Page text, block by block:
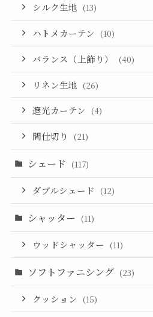
シルク生地 (13)
ハトメカーテン (10)
バランス（上飾り） (40)
リネン生地 (26)
遮光カーテン (4)
間仕切り (21)
シェード (117)
ダブルシェード (12)
シャッター (11)
ウッドシャッター (11)
ソフトファニシング (23)
クッション (15)